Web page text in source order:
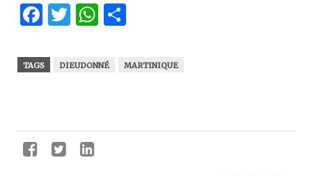
Facebook
Twitter
WhatsApp
TAGS DIEUDONNÉ MARTINIQUE